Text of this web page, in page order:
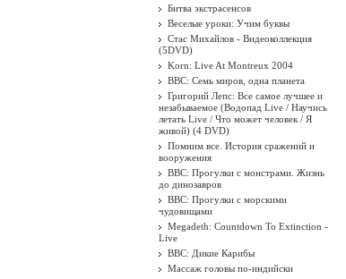
Битва экстрасенсов
Веселые уроки: Учим буквы
Стас Михайлов - Видеоколлекция
(5DVD)
Korn: Live At Montreux 2004
BBC: Семь миров, одна планета
Григорий Лепс: Все самое лучшее и
незабываемое (Водопад Live / Научись
летать Live / Что может человек / Я
живой) (4 DVD)
Помним все. История сражений и
вооружения
BBC: Прогулки с монстрами. Жизнь
до динозавров
BBC: Прогулки с морскими
чудовищами
Megadeth: Countdown To Extinction -
Live
BBC: Дикие Карибы
Массаж головы по-индийски